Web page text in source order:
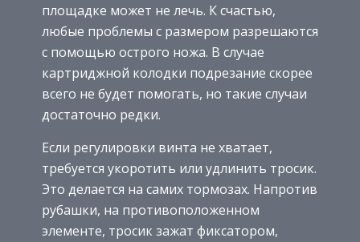
площадке может не лечь. К счастью,
любые проблемы с размером разрешаются
с помощью острого ножа. В случае
картриджной колодки подрезание скорее
всего не будет помогать, но такие случаи
достаточно редки.
Если регулировки винта не хватает,
требуется укоротить или удлинить тросик.
Это делается на самих тормозах. Напротив
рубашки, на противоположенном
элементе, тросик зажат фиксатором,